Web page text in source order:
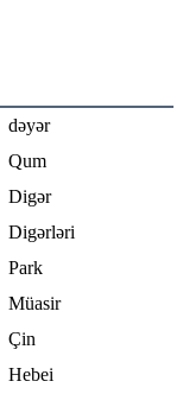
dəyər
Qum
Digər
Digərləri
Park
Müasir
Çin
Hebei